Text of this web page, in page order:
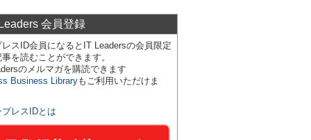
会員登録
スID会員になるとIT Leadersの会員限定
を読むことができます。
のメルマガを購読できます
Business Libraryもご利用いただけま
プレスIDとは